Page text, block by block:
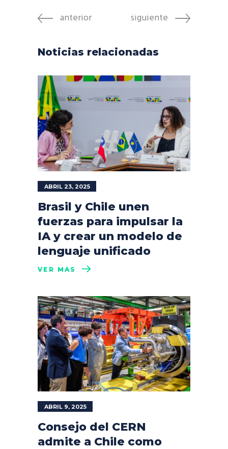
anterior siguiente
Noticias relacionadas
ABRIL 23, 2025
Brasil y Chile unen
fuerzas para impulsar la
IA y crear un modelo de
lenguaje unificado
VER MÁS
ABRIL 9, 2025
Consejo del CERN
admite a Chile como